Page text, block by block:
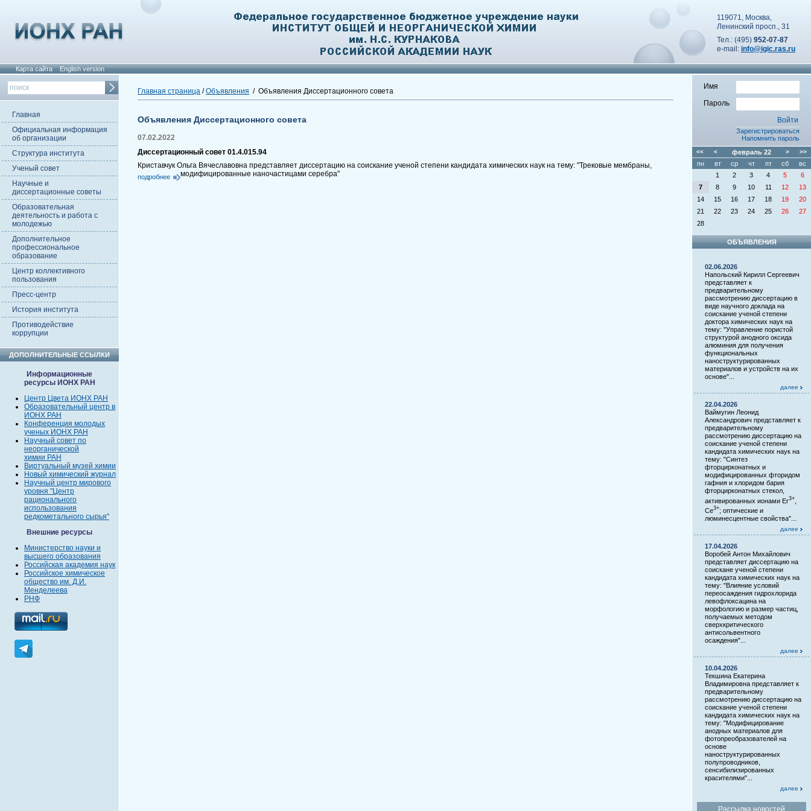
119071, Москва,
Ленинский просп., 31
Тел.: (495) 952-07-87
e-mail: info@igic.ras.ru
Карта сайта English version
Главная
Официальная информация
об организации
Структура института
Ученый совет
Научные и
диссертационные советы
Образовательная
деятельность и работа с
молодежью
Дополнительное
профессиональное
образование
Центр коллективного
пользования
Пресс-центр
История института
Противодействие
коррупции
ДОПОЛНИТЕЛЬНЫЕ ССЫЛКИ
Информационные
ресурсы ИОНХ РАН
Центр Цвета ИОНХ РАН
Образовательный центр в
ИОНХ РАН
Конференция молодых
ученых ИОНХ РАН
Научный совет по
неорганической
химии РАН
Виртуальный музей химии
Новый химический журнал
Научный центр мирового
уровня "Центр
рационального
использования
редкометального сырья"
Внешние ресурсы
Министерство науки и
высшего образования
Российская академия наук
Российское химическое
общество им. Д.И.
Менделеева
РНФ
Главная страница /Объявления / Объявления Диссертационного совета
Объявления Диссертационного совета
07.02.2022
Диссертационный совет 01.4.015.94
Криставчук Ольга Вячеславовна представляет диссертацию на соискание ученой степени кандидата химических наук на тему: "Трековые мембраны,
модифицированные наночастицами серебра"
подробнее
Имя
Пароль
Зарегистрироваться
Напомнить пароль
<< < февраль 22 > >>
пн вт ср чт пт сб
вс
1
2 3 4 5
6
7
8 9 10 11 12
13
14
15 16 17 18 19
20
21
22 23 24 25 26
27
28
ОБЪЯВЛЕНИЯ
02.06.2026
Напольский Кирилл Сергеевич
представляет к
предварительному
рассмотрению диссертацию в
виде научного доклада на
соискание ученой степени
доктора химических наук на
тему: "Управление пористой
структурой анодного оксида
алюминия для получения
функциональных
наноструктурированных
материалов и устройств на их
основе"...
далее
22.04.2026
Ваймугин Леонид
Александрович представляет к
предварительному
рассмотрению диссертацию на
соискание ученой степени
кандидата химических наук на
тему: "Синтез
фторцирконатных и
модифицированных фторидом
гафния и хлоридом бария
фторцирконатных стекол,
активированных ионами Er3+
Ce3+; оптические и
люминесцентные свойства"...
далее
17.04.2026
Воробей Антон Михайлович
представляет диссертацию на
соискане ученой степени
кандидата химических наук на
тему: "Влияние условий
переосаждения гидрохлорида
левофлоксацина на
морфологию и размер частиц,
получаемых методом
сверхкритического
антисольвентного
осаждения"...
далее
10.04.2026
Текшина Екатерина
Владимировна представляет к
предварительному
рассмотрению диссертацию на
соискание ученой степени
кандидата химических наук на
тему: "Модифицирование
анодных материалов для
фотопреобразователей на
основе
наноструктурированных
полупроводников,
сенсибилизированных
красителями"...
далее